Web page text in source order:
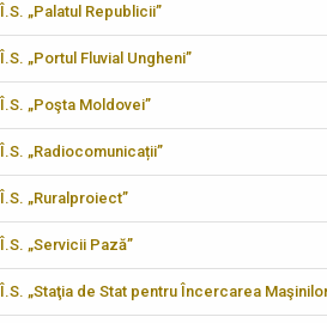
Î.S. „Palatul Republicii”
Î.S. „Portul Fluvial Ungheni”
Î.S. „Poşta Moldovei”
Î.S. „Radiocomunicații”
Î.S. „Ruralproiect”
Î.S. „Servicii Pază”
Î.S. „Staţia de Stat pentru Încercarea